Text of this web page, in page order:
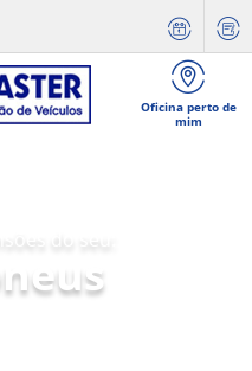
Oficina perto de
mim